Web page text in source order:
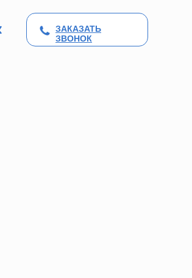
LET'S GO!
ЗАКАЗАТЬ
ЗВОНОК